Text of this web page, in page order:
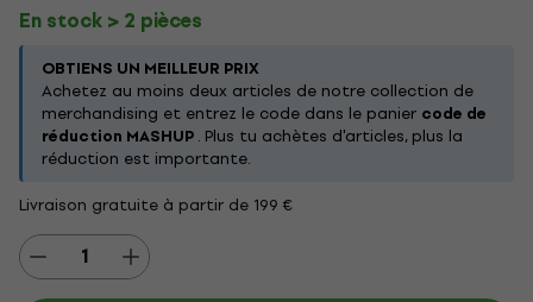
En stock > 2 pièces
OBTIENS UN MEILLEUR PRIX
Achetez au moins deux articles de notre collection de
merchandising et entrez le code dans le panier code de
réduction MASHUP. Plus tu achètes d'articles, plus la
réduction est importante.
Livraison gratuite à partir de 199 €